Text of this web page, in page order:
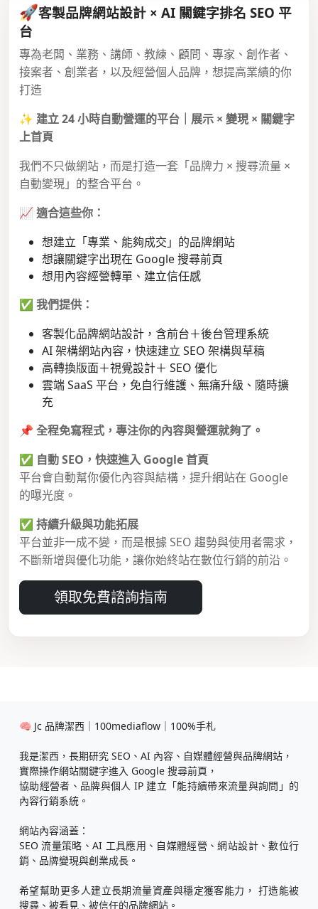
🚀客製品牌網站設計 × AI 關鍵字排名 SEO 平
台
專為老闆、業務、講師、教練、顧問、專家、創作者、
接案者、創業者，以及經營個人品牌，想提高業績的你
打造
✨ 建立 24 小時自動營運的平台｜展示 × 變現 × 關鍵字
上首頁
我們不只做網站，而是打造一套「品牌力 × 搜尋流量 ×
自動變現」的整合平台。
📈 適合這些你：
想建立「專業、能夠成交」的品牌網站
想讓關鍵字出現在 Google 搜尋前頁
想用內容經營轉單、建立信任感
✅ 我們提供：
客製化品牌網站設計，含前台＋後台管理系統
AI 架構網站內容，快速建立 SEO 架構與草稿
高轉換版面＋視覺設計＋ SEO 優化
雲端 SaaS 平台，免自行維護、無痛升級、隨時擴
充
📌 全程免寫程式，專注你的內容與營運就夠了。
✅ 自動 SEO，快速進入 Google 首頁
平台會自動幫你優化內容與結構，提升網站在 Google
的曝光度。
✅ 持續升級與功能拓展
平台並非一成不變，而是根據 SEO 趨勢與使用者需求，
不斷新增與優化功能，讓你始終站在數位行銷的前沿。
領取免費諮詢指南
🧠 Jc 品牌潔西｜100mediaflow｜100%手札
我是潔西，長期研究 SEO、AI 內容、自媒體經營與品牌網站，
實際操作網站關鍵字進入 Google 搜尋前頁，
協助經營者、品牌與個人 IP 建立「能持續帶來流量與詢問」的
內容行銷系統。
網站內容涵蓋：
SEO 流量策略、AI 工具應用、自媒體經營、網站設計、數位行
銷、品牌變現與創業成長。
希望幫助更多人建立長期流量資產與穩定獲客能力， 打造能被
搜尋、被看見、被信任的品牌網站。